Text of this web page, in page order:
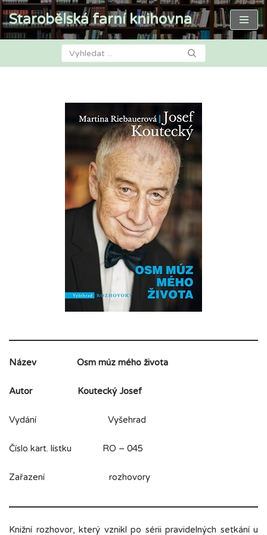
Přeskočit
Starobělská farní knihovna
Název Osm múz mého života
Autor Koutecký Josef
Vydání Vyšehrad
Číslo kart. lístku RO – 045
Zařazení rozhovory
Knižní rozhovor, který vznikl po sérii pravidelných setkání u